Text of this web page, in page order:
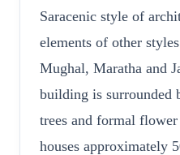
Saracenic style of
elements of other
Mughal, Maratha and
building is surrounded
trees and formal
houses approximately